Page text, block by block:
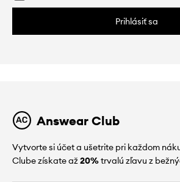
Prihlásiť sa
Answear Club
Vytvorte si účet a ušetrite pri každom
Clube získate až20%trvalú zľavu z